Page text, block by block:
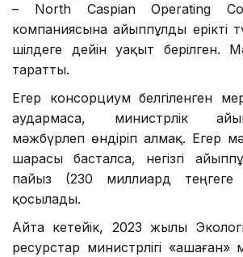
– North Caspian Operating
компаниясына айыппұлды ерікті
шілдеге дейін уақыт берілген.
таратты.
Егер консорциум белгіленген
аудармаса, министрлік
мәжбүрлеп өндіріп алмақ. Егер
шарасы басталса, негізгі
пайыз (230 миллиард теңгеге
қосылады.
Айта кетейік, 2023 жылы
ресурстар министрлігі